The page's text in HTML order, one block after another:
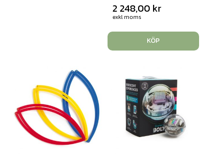
2 248,00 kr
exkl moms
KÖP